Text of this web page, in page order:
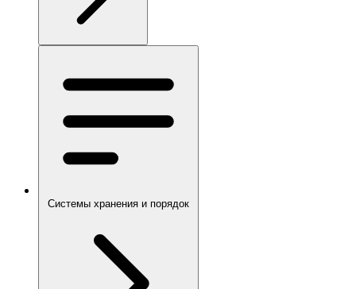
Системы хранения и порядок